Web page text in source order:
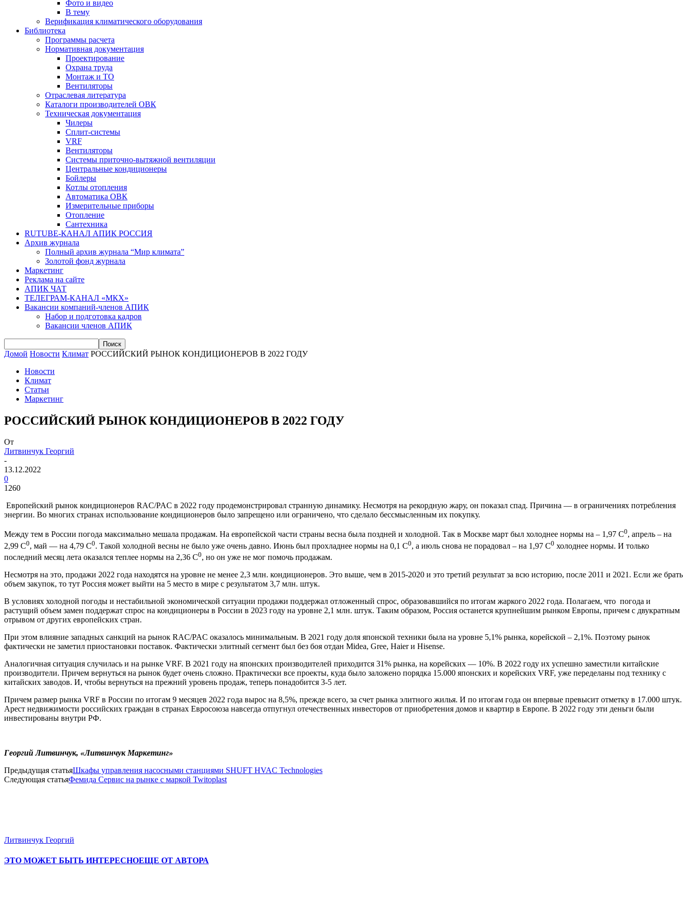
Фото и видео
В тему
Верификация климатического оборудования
Библиотека
Программы расчета
Нормативная документация
Проектирование
Охрана труда
Монтаж и ТО
Вентиляторы
Отраслевая литература
Каталоги производителей ОВК
Техническая документация
Чилеры
Сплит-системы
VRF
Вентиляторы
Системы приточно-вытяжной вентиляции
Центральные кондиционеры
Бойлеры
Котлы отопления
Автоматика ОВК
Измерительные приборы
Отопление
Сантехника
RUTUBE-КАНАЛ АПИК РОССИЯ
Архив журнала
Полный архив журнала “Мир климата”
Золотой фонд журнала
Маркетинг
Реклама на сайте
АПИК ЧАТ
ТЕЛЕГРАМ-КАНАЛ «МКХ»
Вакансии компаний-членов АПИК
Набор и подготовка кадров
Вакансии членов АПИК
Домой Новости Климат РОССИЙСКИЙ РЫНОК КОНДИЦИОНЕРОВ В 2022 ГОДУ
Новости
Климат
Статьи
Маркетинг
РОССИЙСКИЙ РЫНОК КОНДИЦИОНЕРОВ В 2022 ГОДУ
От
Литвинчук Георгий
-
13.12.2022
0
1260
Европейский рынок кондиционеров RAC/PAC в 2022 году продемонстрировал странную динамику. Несмотря на рекордную жару, он показал спад. Причина — в ограничениях потребления
энергии. Во многих странах использование кондиционеров было запрещено или ограничено, что сделало бессмысленным их покупку.
Между тем в России погода максимально мешала продажам. На европейской части страны весна была поздней и холодной. Так в Москве март был холоднее нормы на – 1,97 С0, апрель – на
2,99 С0, май — на 4,79 С0. Такой холодной весны не было уже очень давно. Июнь был прохладнее нормы на 0,1 С0, а июль снова не порадовал – на 1,97 С0 холоднее нормы. И только
последний месяц лета оказался теплее нормы на 2,36 С0, но он уже не мог помочь продажам.
Несмотря на это, продажи 2022 года находятся на уровне не менее 2,3 млн. кондиционеров. Это выше, чем в 2015-2020 и это третий результат за всю историю, после 2011 и 2021. Если же брать
объем закупок, то тут Россия может выйти на 5 место в мире с результатом 3,7 млн. штук.
В условиях холодной погоды и нестабильной экономической ситуации продажи поддержал отложенный спрос, образовавшийся по итогам жаркого 2022 года. Полагаем, что погода и
растущий объем замен поддержат спрос на кондиционеры в России в 2023 году на уровне 2,1 млн. штук. Таким образом, Россия останется крупнейшим рынком Европы, причем с двукратным
отрывом от других европейских стран.
При этом влияние западных санкций на рынок RAC/PAC оказалось минимальным. В 2021 году доля японской техники была на уровне 5,1% рынка, корейской – 2,1%. Поэтому рынок
фактически не заметил приостановки поставок. Фактически элитный сегмент был без боя отдан Midea, Gree, Haier и Hisense.
Аналогичная ситуация случилась и на рынке VRF. В 2021 году на японских производителей приходится 31% рынка, на корейских — 10%. В 2022 году их успешно заместили китайские
производители. Причем вернуться на рынок будет очень сложно. Практически все проекты, куда было заложено порядка 15.000 японских и корейских VRF, уже переделаны под технику с
китайских заводов. И, чтобы вернуться на прежний уровень продаж, теперь понадобится 3-5 лет.
Причем размер рынка VRF в России по итогам 9 месяцев 2022 года вырос на 8,5%, прежде всего, за счет рынка элитного жилья. И по итогам года он впервые превысит отметку в 17.000 штук.
Арест недвижимости российских граждан в странах Евросоюза навсегда отпугнул отечественных инвесторов от приобретения домов и квартир в Европе. В 2022 году эти деньги были
инвестированы внутри РФ.
Георгий Литвинчук, «Литвинчук Маркетинг»
Предыдущая статьяШкафы управления насосными станциями SHUFT HVAC Technologies
Следующая статьяФемида Сервис на рынке с маркой Twitoplast
Литвинчук Георгий
ЭТО МОЖЕТ БЫТЬ ИНТЕРЕСНОЕЩЕ ОТ АВТОРА